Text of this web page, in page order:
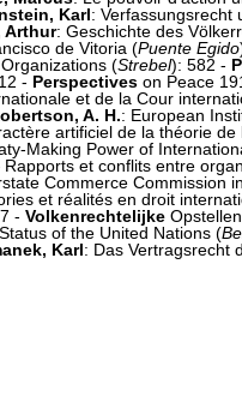
Karl: Verfassungsrecht
Arthur: Geschichte des
de Vitoria (Puente Egido
(Strebel): 582 -
- Perspectives on Peace
et de la Cour
A. H.: European
artificiel de la théorie
Making Power of
et conflits entre
Commerce Commission
et réalités en droit
- Volkenrechtelijke
of the United Nations (
Karl: Das Vertragsrecht